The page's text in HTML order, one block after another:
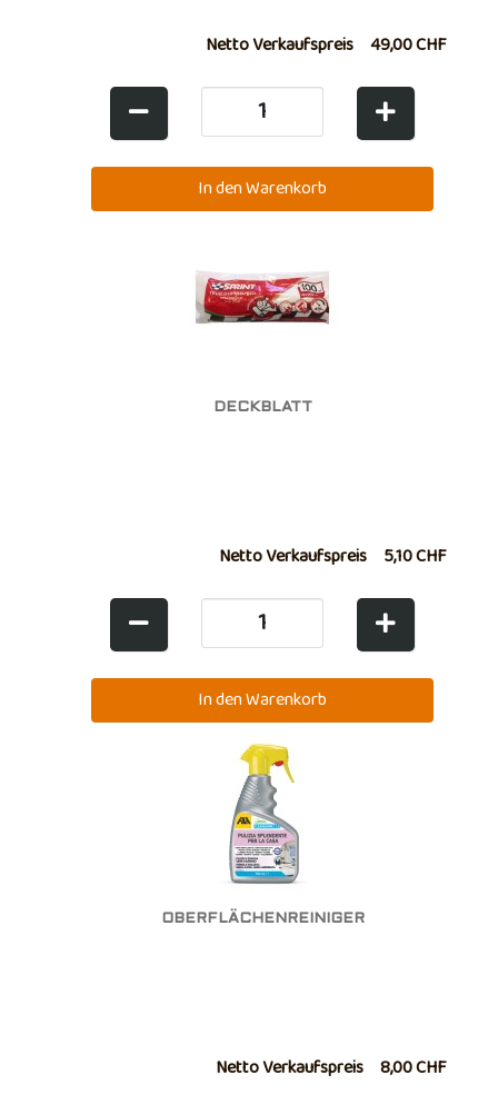
Netto Verkaufspreis 49,00 CHF
DECKBLATT
Netto Verkaufspreis 5,10 CHF
OBERFLÄCHENREINIGER
Netto Verkaufspreis 8,00 CHF